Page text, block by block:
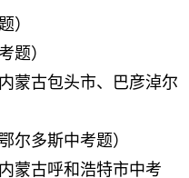
）
题）
蒙古包头市、巴彦淖尔
尔多斯中考题）
蒙古呼和浩特市中考